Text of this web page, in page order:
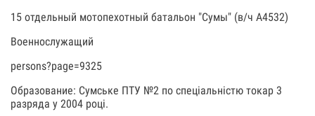
15 отдельный мотопехотный батальон "Сумы" (в/ч А4532)
Военнослужащий
persons?page=9325
Образование: Сумське ПТУ №2 по спеціальністю токар 3
разряда у 2004 році.